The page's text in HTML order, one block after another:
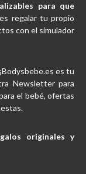
para que
regalar tu propio
con el simulador
es tu
Newsletter para
el bebé, ofertas
originales y